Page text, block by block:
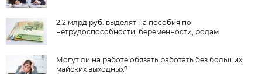
2,2 млрд руб. выделят на пособия по
нетрудоспособности, беременности, родам
Могут ли на работе обязать работать без больших
майских выходных?